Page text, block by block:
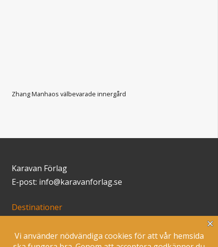
Zhang Manhaos välbevarade innergård
Karavan Förlag
E-post: info@karavanforlag.se
Destinationer
Inspiration